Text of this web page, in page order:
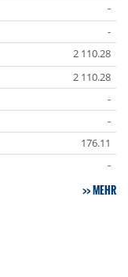
-
-
2 110.28
2 110.28
-
-
176.11
-
MEHR